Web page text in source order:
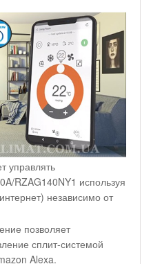
управлять
RZAG140NY1 используя
независимо от
позволяет
сплит-системой
Alexa.